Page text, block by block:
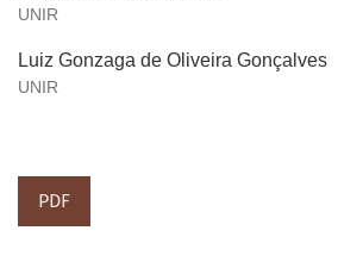
UNIR
Luiz Gonzaga de Oliveira Gonçalves
UNIR
PDF